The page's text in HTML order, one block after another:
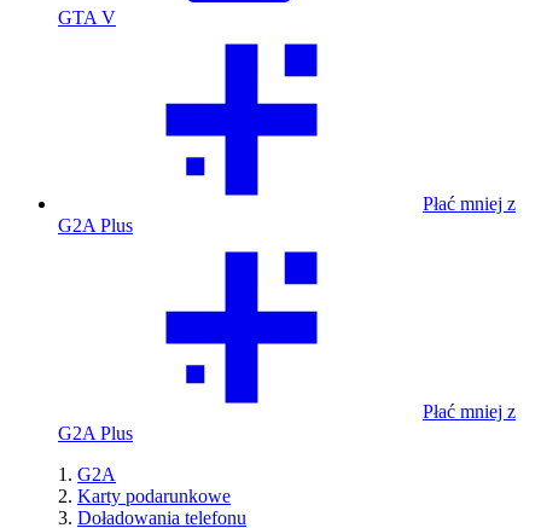
GTA V
Płać mniej z
G2A Plus
Płać mniej z
G2A Plus
G2A
Karty podarunkowe
Doładowania telefonu